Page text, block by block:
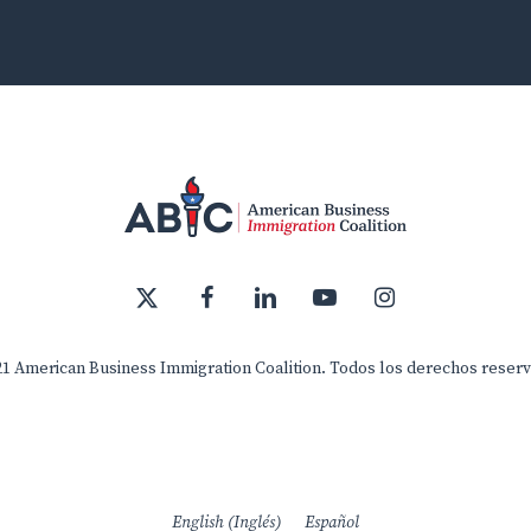
twitter
facebook
American Business Immigration Coalition. Todos los derechos
English (Inglés) Español